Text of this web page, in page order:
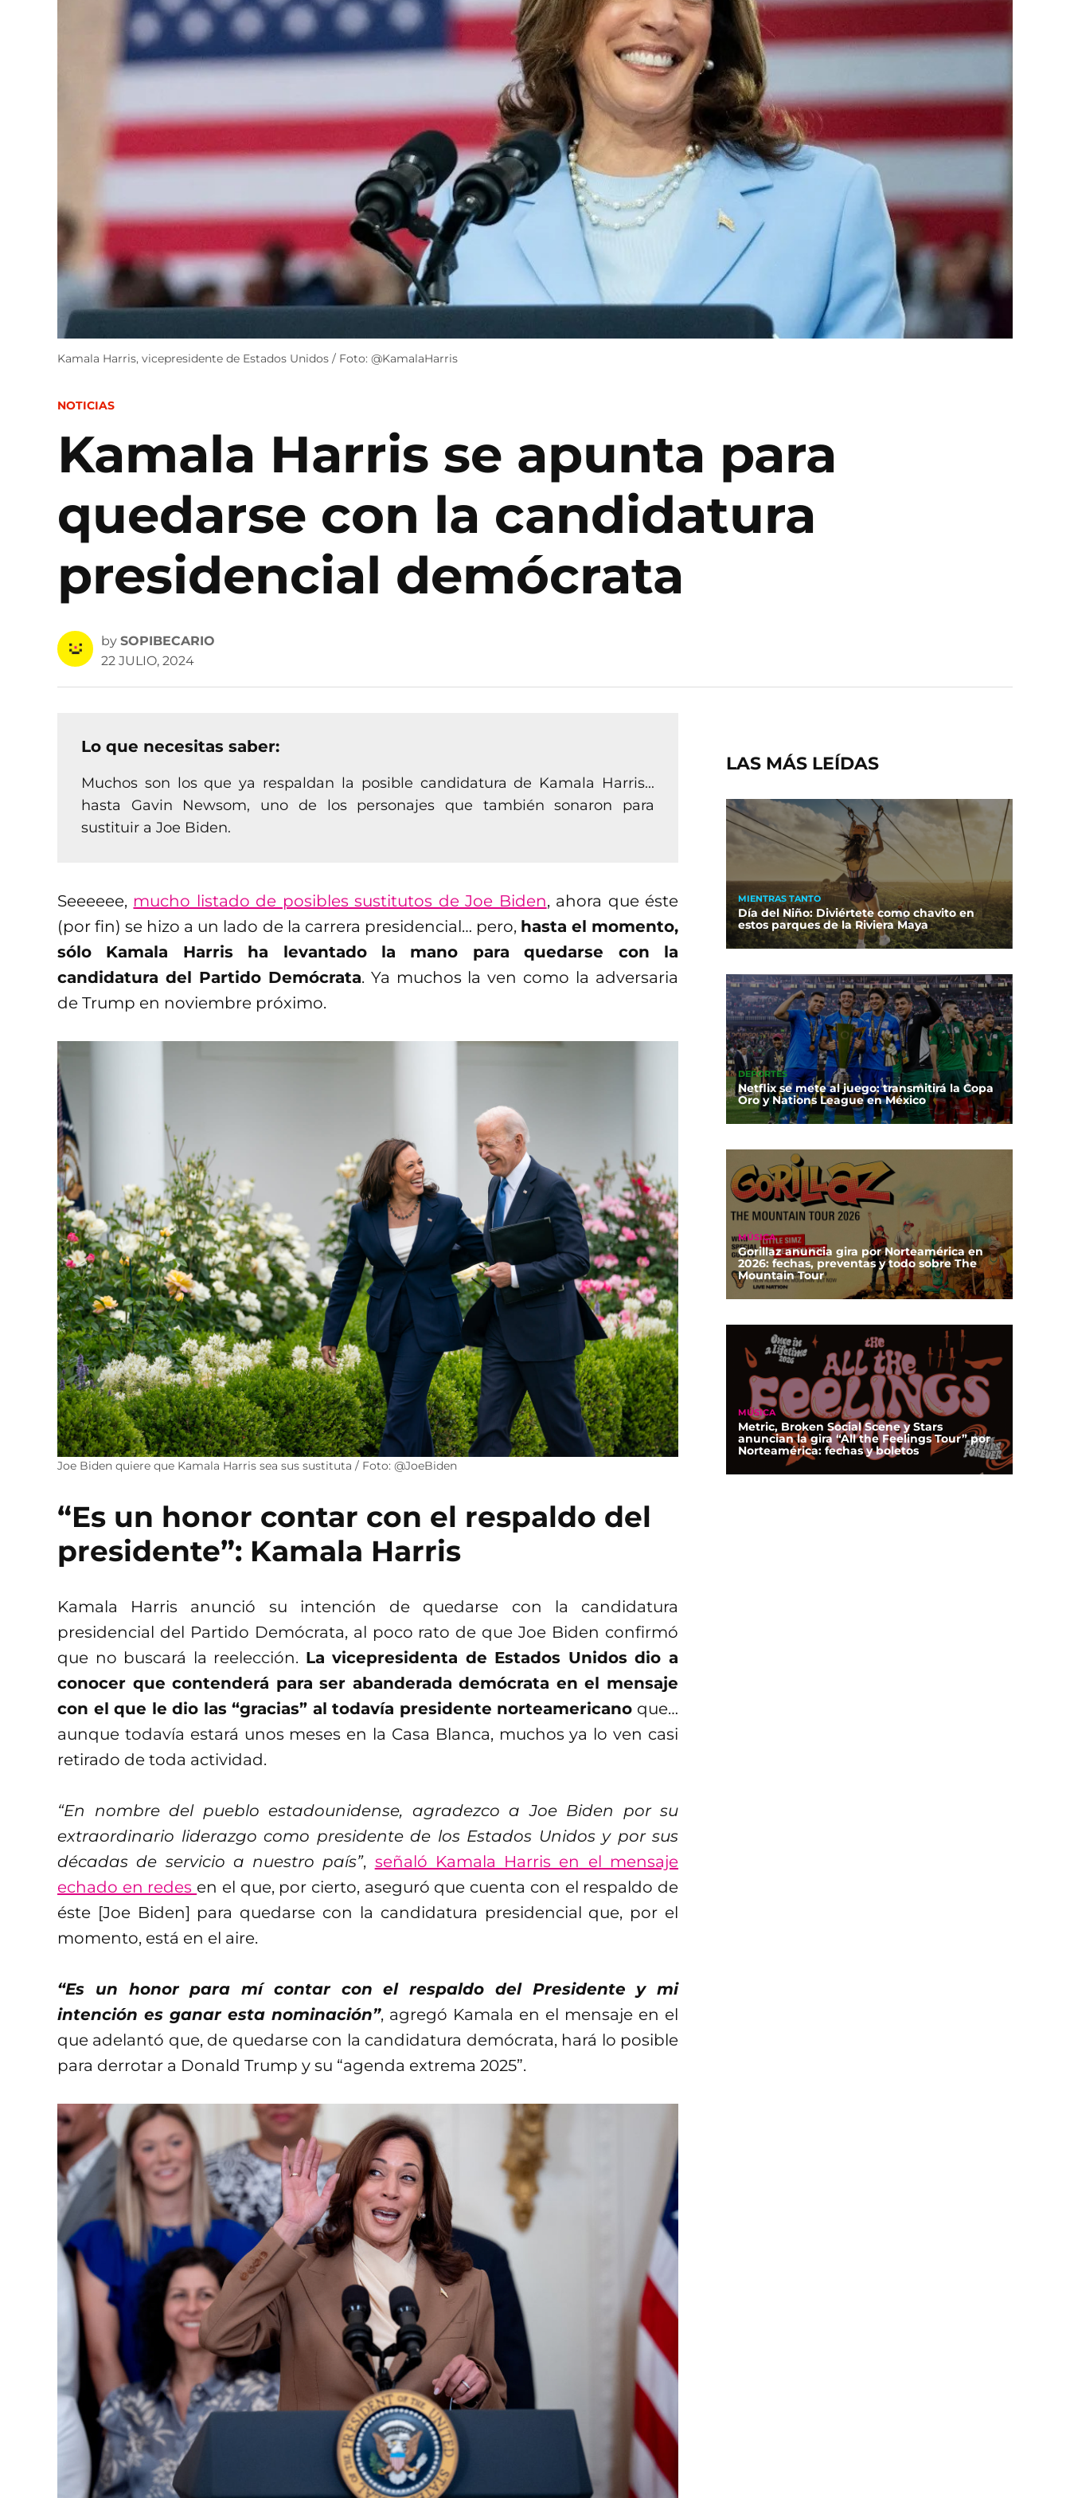
Kamala Harris, vicepresidente de Estados Unidos / Foto: @KamalaHarris
POSTED
NOTICIAS
Kamala Harris se apunta para
quedarse con la candidatura
presidencial demócrata
by SOPIBECARIO
22 JULIO, 2024
Lo que necesitas saber:
Muchos son los que ya respaldan la posible candidatura de Kamala Harris...
hasta Gavin Newsom, uno de los personajes que también sonaron para
sustituir a Joe Biden.
Seeeeee, mucho listado de posibles sustitutos de Joe Biden, ahora que éste
(por fin) se hizo a un lado de la carrera presidencial… pero, hasta el momento,
sólo Kamala Harris ha levantado la mano para quedarse con la
candidatura del Partido Demócrata. Ya muchos la ven como la adversaria
de Trump en noviembre próximo.
Joe Biden quiere que Kamala Harris sea sus sustituta / Foto: @JoeBiden
“Es un honor contar con el respaldo del
presidente”: Kamala Harris
Kamala Harris anunció su intención de quedarse con la candidatura
presidencial del Partido Demócrata, al poco rato de que Joe Biden confirmó
que no buscará la reelección. La vicepresidenta de Estados Unidos dio a
conocer que contenderá para ser abanderada demócrata en el mensaje
con el que le dio las “gracias” al todavía presidente norteamericano que…
aunque todavía estará unos meses en la Casa Blanca, muchos ya lo ven casi
retirado de toda actividad.
“En nombre del pueblo estadounidense, agradezco a Joe Biden por su
extraordinario liderazgo como presidente de los Estados Unidos y por sus
décadas de servicio a nuestro país”, señaló Kamala Harris en el mensaje
echado en redes en el que, por cierto, aseguró que cuenta con el respaldo de
éste [Joe Biden] para quedarse con la candidatura presidencial que, por el
momento, está en el aire.
“Es un honor para mí contar con el respaldo del Presidente y mi
intención es ganar esta nominación”, agregó Kamala en el mensaje en el
que adelantó que, de quedarse con la candidatura demócrata, hará lo posible
para derrotar a Donald Trump y su “agenda extrema 2025”.
LAS MÁS LEÍDAS
MIENTRAS TANTO
Día del Niño: Diviértete como chavito en
estos parques de la Riviera Maya
DEPORTES
Netflix se mete al juego: transmitirá la Copa
Oro y Nations League en México
MÚSICA
Gorillaz anuncia gira por Norteamérica en
2026: fechas, preventas y todo sobre The
Mountain Tour
MÚSICA
Metric, Broken Social Scene y Stars
anuncian la gira “All the Feelings Tour” por
Norteamérica: fechas y boletos